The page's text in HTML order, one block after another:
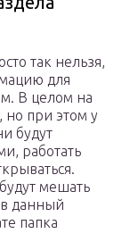
так нельзя,
для
В целом на
но при этом у
будут
работать
мешать
данный
папка